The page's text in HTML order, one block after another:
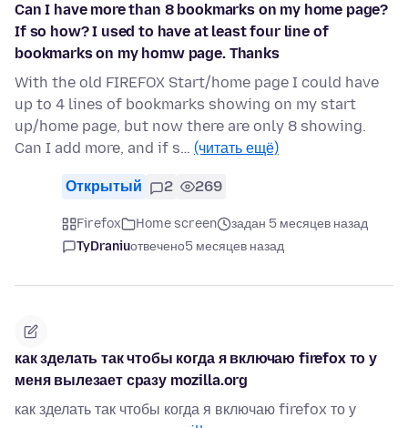
Can I have more than 8 bookmarks on my home page?
If so how? I used to have at least four line of
bookmarks on my homw page. Thanks
With the old FIREFOX Start/home page I could have
up to 4 lines of bookmarks showing on my start
up/home page, but now there are only 8 showing.
Can I add more, and if s… (читать ещё)
Открытый 2 269
Firefox Home screen
задан 5 месяцев назад
TyDraniuотвечено5 месяцев назад
как зделать так чтобы когда я включаю firefox то у
меня вылезает сразу mozilla.org
как зделать так чтобы когда я включаю firefox то у